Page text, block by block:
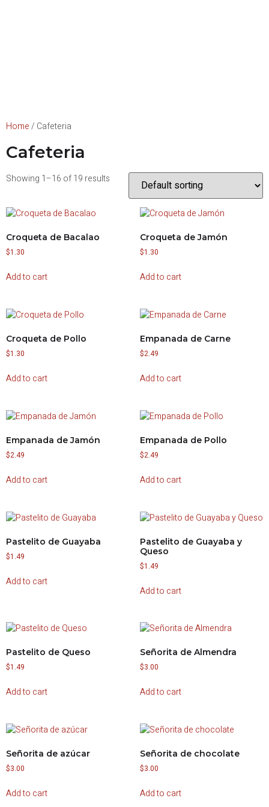
Home/ Cafeteria
Cafeteria
Showing 1–16 of 19 results
Croqueta de Bacalao
$1.30
Add to cart
Croqueta de Jamón
$1.30
Add to cart
Croqueta de Pollo
$1.30
Add to cart
Empanada de Carne
$2.49
Add to cart
Empanada de Jamón
$2.49
Add to cart
Empanada de Pollo
$2.49
Add to cart
Pastelito de Guayaba
$1.49
Add to cart
Pastelito de Guayaba y
Queso
$1.49
Add to cart
Pastelito de Queso
$1.49
Add to cart
Señorita de Almendra
$3.00
Add to cart
Señorita de azúcar
$3.00
Add to cart
Señorita de chocolate
$3.00
Add to cart